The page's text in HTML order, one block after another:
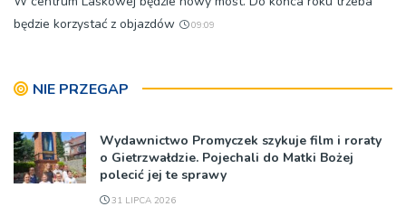
będzie korzystać z objazdów
09:09
NIE PRZEGAP
Wydawnictwo Promyczek szykuje film i roraty
o Gietrzwałdzie. Pojechali do Matki Bożej
polecić jej te sprawy
31 LIPCA 2026